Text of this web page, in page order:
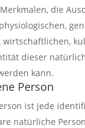
die
wirtschaftlichen,
dieser
kann.
Person
ist jede
natürliche